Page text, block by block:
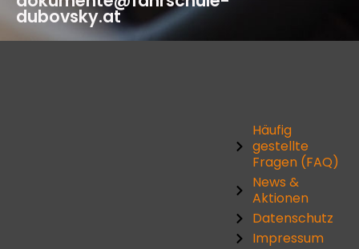
dubovsky.at
Häufig
gestellte
Fragen (FAQ)
News &
Aktionen
Datenschutz
Impressum